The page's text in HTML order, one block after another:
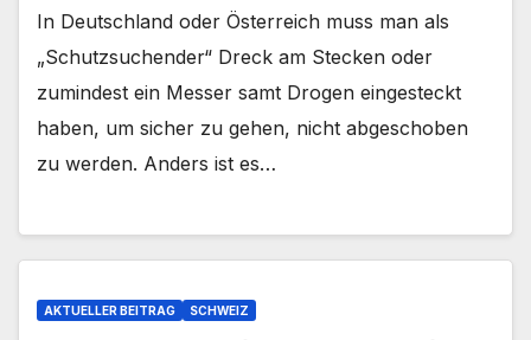
In Deutschland oder Österreich muss man als
„Schutzsuchender“ Dreck am Stecken oder
zumindest ein Messer samt Drogen eingesteckt
haben, um sicher zu gehen, nicht abgeschoben
zu werden. Anders ist es…
AKTUELLER BEITRAG SCHWEIZ